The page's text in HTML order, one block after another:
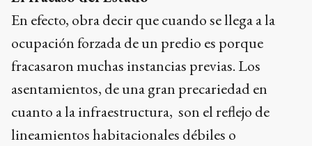
En efecto, obra decir que cuando se llega a la
ocupación forzada de un predio es porque
fracasaron muchas instancias previas. Los
asentamientos, de una gran precariedad en
cuanto a la infraestructura, son el reflejo de
lineamientos habitacionales débiles o